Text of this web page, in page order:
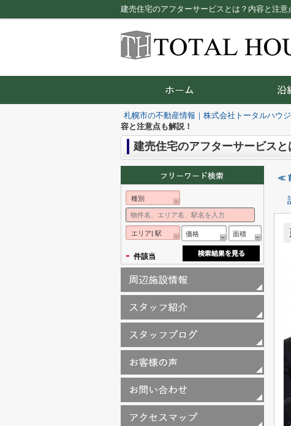
建売住宅のアフターサービスとは？内容と注
札幌市の不動産情報｜株式会社トータルハウ
容と注意点も解説！
建売住宅のアフターサービスと
≪
種別
エリア| 駅 価格 面積
- 件該当